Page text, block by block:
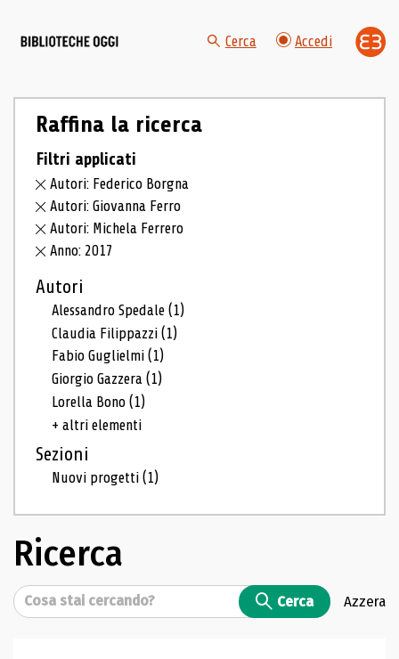
Cerca Accedi
Raffina la ricerca
Filtri applicati
Autori: Federico Borgna
Autori: Giovanna Ferro
Autori: Michela Ferrero
Anno: 2017
Autori
Alessandro Spedale(1)
Claudia Filippazzi(1)
Fabio Guglielmi(1)
Giorgio Gazzera(1)
Lorella Bono(1)
+ altri elementi
Sezioni
Nuovi progetti(1)
Ricerca
Cerca Cerca Azzera